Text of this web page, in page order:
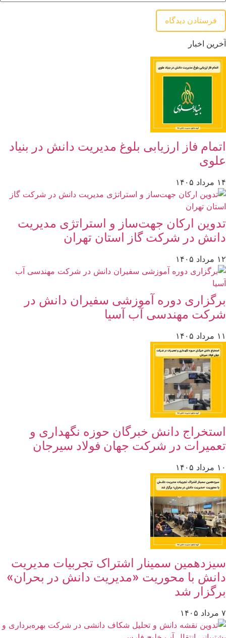
آخرین اخبار
اتمام فاز ارزیابی بلوغ مدیریت دانش در بنیاد
علوی
۱۴ مرداد ۱۴۰۵
تدوین ارکان جهت‌ساز و استراتژی مدیریت
دانش در شرکت گاز استان تهران
۱۲ مرداد ۱۴۰۵
برگزاری دوره آموزشی سفیران دانش در
شرکت مهندسی آب آسیا
۱۱ مرداد ۱۴۰۵
استخراج دانش خبرگان حوزه نگهداری و
تعمیرات در شرکت جهان فولاد سیرجان
۱۰ مرداد ۱۴۰۵
سیزدهمین سمینار اشتراک تجربیات مدیریت
دانش با محوریت «مدیریت دانش در بحران»
برگزار شد
۷ مرداد ۱۴۰۵